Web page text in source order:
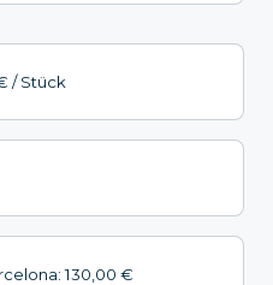
/ Stück
130,00 €